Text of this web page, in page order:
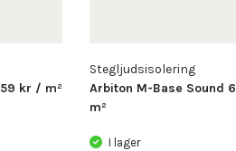
59 kr / m²
Stegljudsisolering
Arbiton M-Base Sound 6
m²
I lager